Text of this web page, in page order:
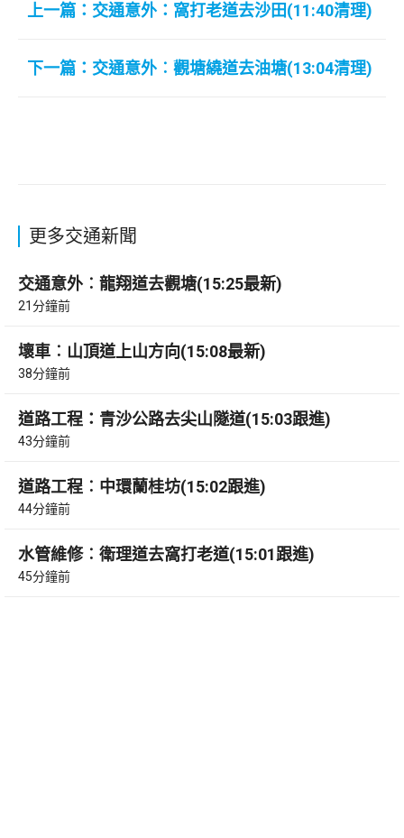
上一篇：交通意外：窩打老道去沙田(11:40清理)
下一篇：交通意外︰觀塘繞道去油塘(13:04清理)
更多交通新聞
交通意外︰龍翔道去觀塘(15:25最新)
21分鐘前
壞車︰山頂道上山方向(15:08最新)
38分鐘前
道路工程：青沙公路去尖山隧道(15:03跟進)
43分鐘前
道路工程︰中環蘭桂坊(15:02跟進)
44分鐘前
水管維修︰衛理道去窩打老道(15:01跟進)
45分鐘前